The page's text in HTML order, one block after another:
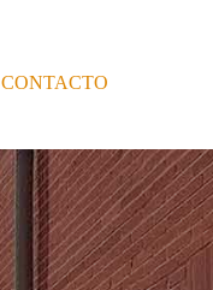
CONTACTO